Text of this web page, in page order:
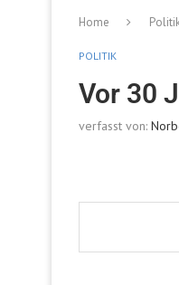
Home
POLITIK
Vor 30
verfasst von: